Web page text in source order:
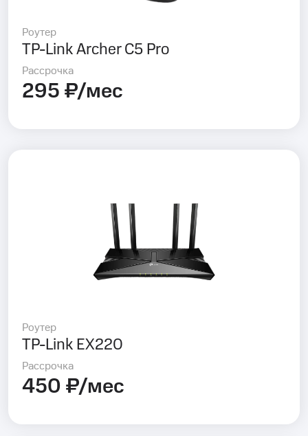
Роутер
TP-Link Archer C5 Pro
Рассрочка
295 ₽/мес
Роутер
TP-Link EX220
Рассрочка
450 ₽/мес